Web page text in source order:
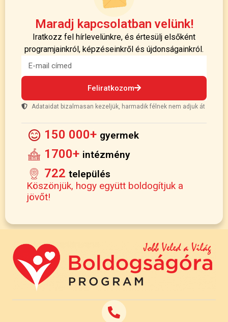
Maradj kapcsolatban velünk!
Iratkozz fel hírlevelünkre, és értesülj elsőként
programjainkról, képzéseinkről és újdonságainkról.
Feliratkozom
Adataidat bizalmasan kezeljük, harmadik félnek nem adjuk át
150 000+ gyermek
1700+ intézmény
722 település
Köszönjük, hogy együtt boldogítjuk a
jövőt!